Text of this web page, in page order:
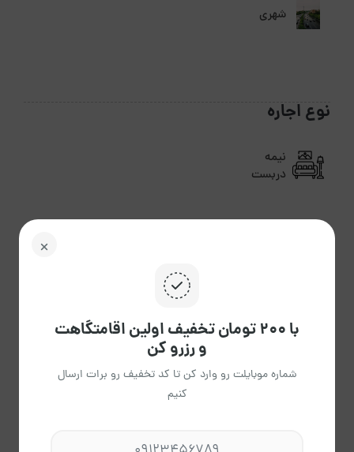
شهری
نوع اجاره
نیمه
دربست
مرداد 1405
ش ی د س چ پ ج
با ۲۰۰ تومان تخفیف اولین اقامتگاهت
و رزرو کن
شماره موبایلت رو وارد کن تا کد تخفیف رو برات ارسال
کنیم